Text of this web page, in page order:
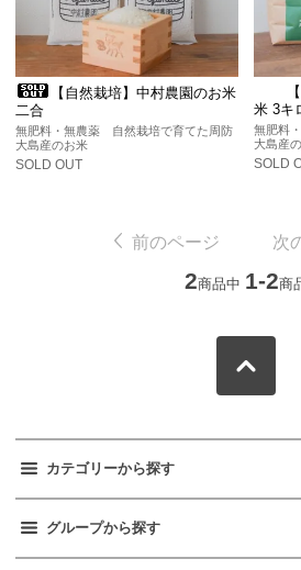
【自然栽培】中村農園のお米
二合
無肥料・無農薬 自然栽培で育てた周防
大島産のお米
SOLD OUT
米 3キ
無肥料
大島産
SOLD
前のページ 次
2商品中 1-2商
カテゴリーから探す
グループから探す